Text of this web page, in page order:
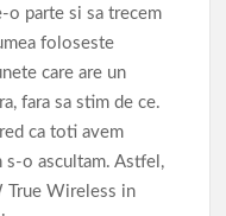
o parte si sa trecem
foloseste
care are un
fara sa stim de ce.
ca toti avem
s-o ascultam. Astfel,
True Wireless in